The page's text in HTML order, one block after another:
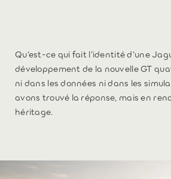
Qu’est-ce qui fait l’identité d’une
développement de la nouvelle GT
ni dans les données ni dans les
avons trouvé la réponse, mais en
héritage.